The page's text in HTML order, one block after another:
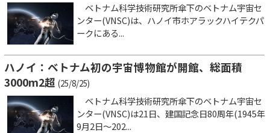
ベトナム科学技術研究所傘下のベトナム宇宙セ
ンター(VNSC)は、ハノイ市ホアラックハイテクパ
ークにある...
ハノイ：ベトナム初の宇宙博物館が開館、総面積
3000m2超 (25/8/25)
ベトナム科学技術研究所傘下のベトナム宇宙セ
ンター(VNSC)は21日、建国記念日80周年(1945年
9月2日～202...